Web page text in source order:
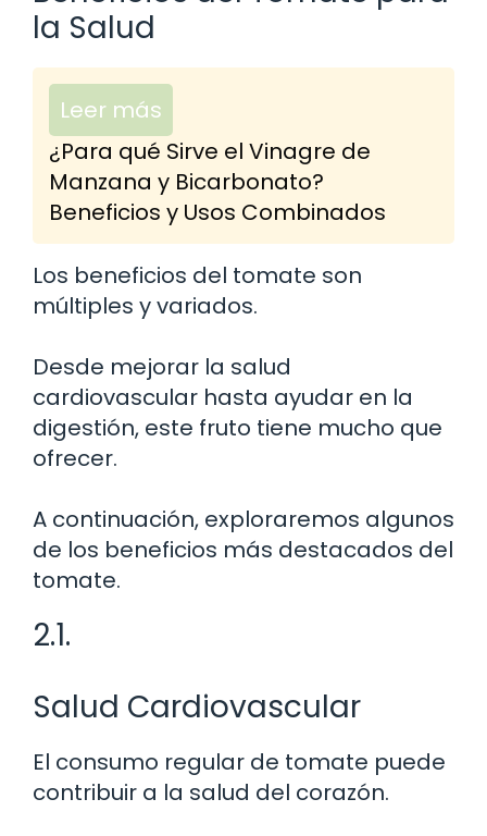
la Salud
Leer más
¿Para qué Sirve el Vinagre de
Manzana y Bicarbonato?
Beneficios y Usos Combinados
Los beneficios del tomate son
múltiples y variados.
Desde mejorar la salud
cardiovascular hasta ayudar en la
digestión, este fruto tiene mucho que
ofrecer.
A continuación, exploraremos algunos
de los beneficios más destacados del
tomate.
2.1.
Salud Cardiovascular
El consumo regular de tomate puede
contribuir a la salud del corazón.